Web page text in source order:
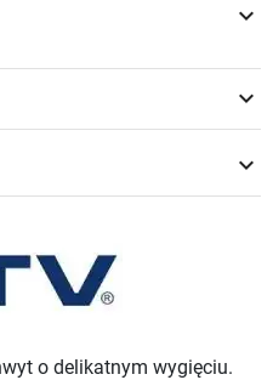
keyboard_arrow_down
keyboard_arrow_down
keyboard_arrow_down
o delikatnym wygięciu.